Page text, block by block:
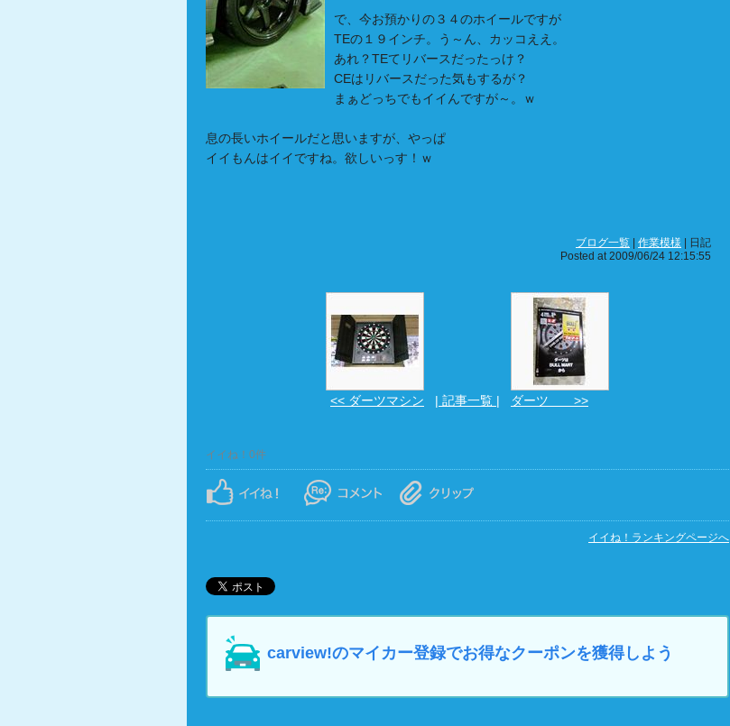
で、今お預かりの３４のホイールですが
TEの１９インチ。う～ん、カッコええ。
あれ？TEてリバースだったっけ？
CEはリバースだった気もするが？
まぁどっちでもイイんですが～。ｗ
息の長いホイールだと思いますが、やっぱ
イイもんはイイですね。欲しいっす！ｗ
ブログ一覧 作業模様 | 日記
Posted at 2009/06/24 12:15:55
<< ダーツマシン | 記事一覧 | ダーツ >>
イイね！0件
イイね！ランキングページへ
carview!のマイカー登録でお得なクーポンを獲得しよう